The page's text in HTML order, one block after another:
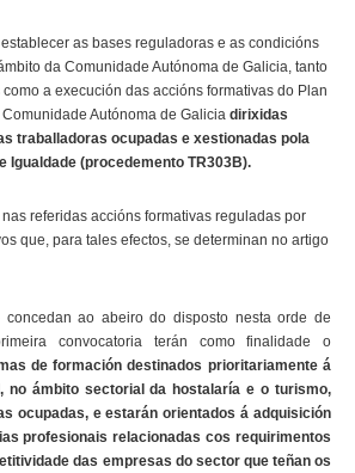
as bases reguladoras e as condicións
da Comunidade Autónoma de Galicia, tanto
a execución das accións formativas do Plan
Autónoma de Galicia dirixidas
traballadoras ocupadas e xestionadas pola
Igualdade (procedemento TR303B).
referidas accións formativas reguladas por
que, para tales efectos, se determinan no artigo
ao abeiro do disposto nesta orde de
convocatoria terán como finalidade o
de formación destinados prioritariamente á
no ámbito sectorial da hostalaría e o turismo,
ocupadas, e estarán orientados á adquisición
profesionais relacionadas cos requirimentos
das empresas do sector que teñan os